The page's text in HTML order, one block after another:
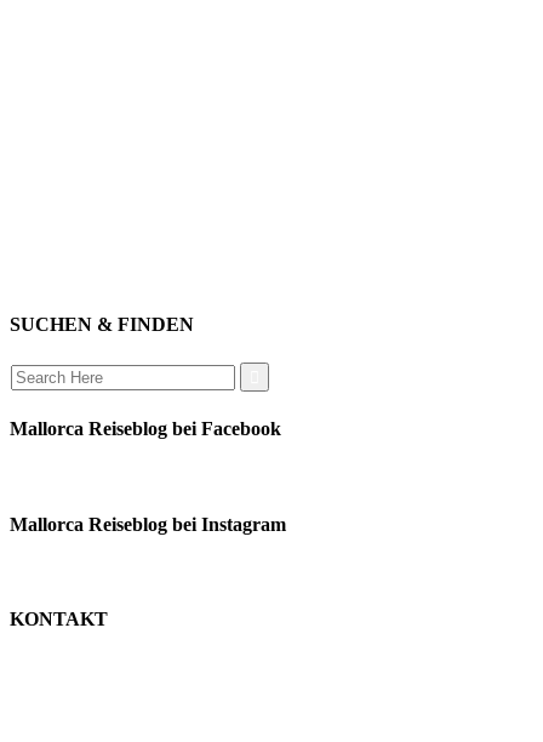
SUCHEN & FINDEN
Search
for:
Mallorca Reiseblog bei Facebook
Mallorca Reiseblog bei Instagram
KONTAKT